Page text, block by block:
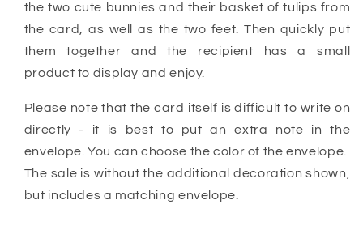
the two cute bunnies and their basket of tulips from
the card, as well as the two feet. Then quickly put
them together and the recipient has a small
product to display and enjoy.
Please note that the card itself is difficult to write on
directly - it is best to put an extra note in the
envelope. You can choose the color of the envelope.
The sale is without the additional decoration shown,
but includes a matching envelope.